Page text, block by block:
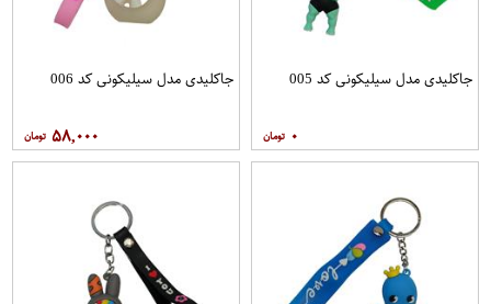
جاکلیدی مدل سیلیکونی کد 005
۰
جاکلیدی مدل سیلیکونی کد 006
۵۸,۰۰۰